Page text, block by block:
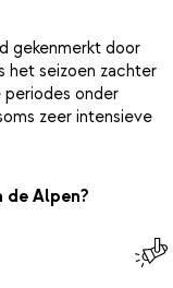
gekenmerkt door
het seizoen zachter
periodes onder
zeer intensieve
de Alpen?